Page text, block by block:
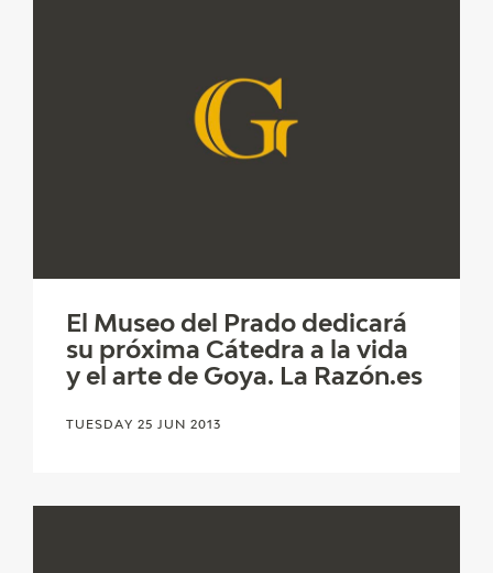
El Museo del Prado dedicará
su próxima Cátedra a la vida
y el arte de Goya. La Razón.es
TUESDAY 25 JUN 2013